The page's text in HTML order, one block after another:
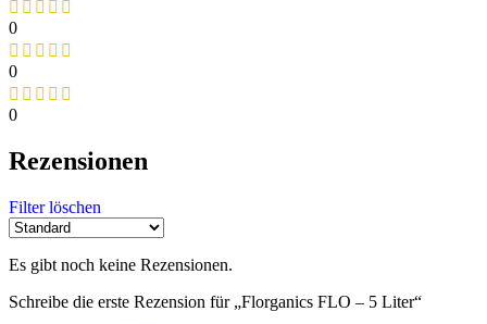
0
0
0
Rezensionen
Filter löschen
Es gibt noch keine Rezensionen.
Schreibe die erste Rezension für „Florganics FLO – 5 Liter“